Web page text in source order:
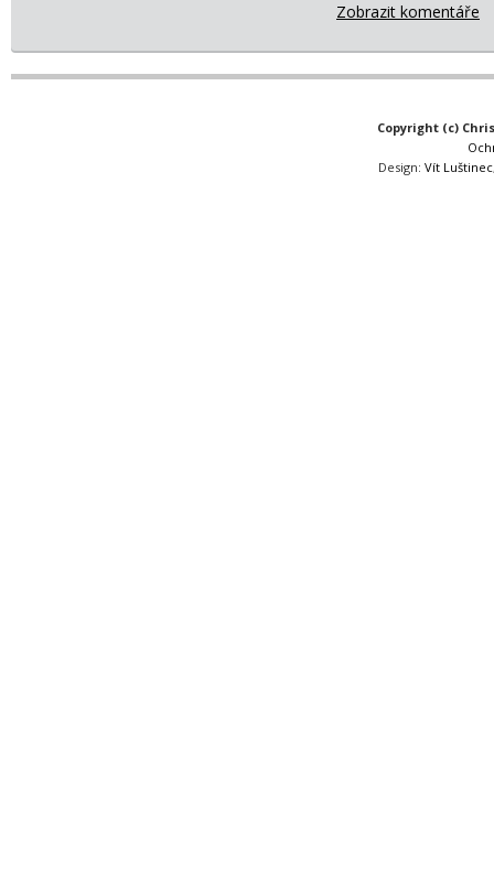
Zobrazit komentáře
Copyright (c)
Design:Vít Luštinec